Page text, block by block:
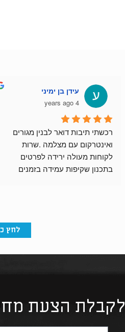
עידן בן ימיני
4 years ago
ואינטרקום עם מצלמה .שרות
לחץ
לקבלת הצעת מחיר